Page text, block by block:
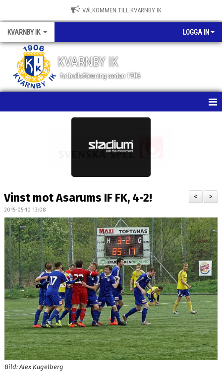
VÄLKOMMEN TILL KVARNBY IK
KVARNBY IK LOGGA IN
KVARNBY IK
fotbollsförening sedan 1906
BILDGALLERI
DOKUMENT
MEDLEMSKAP
LEDARE
KONTAKT
>
<
Vinst mot Asarums IF FK, 4-2!
2015-05-10 13:08
Bild: Alex Kugelberg